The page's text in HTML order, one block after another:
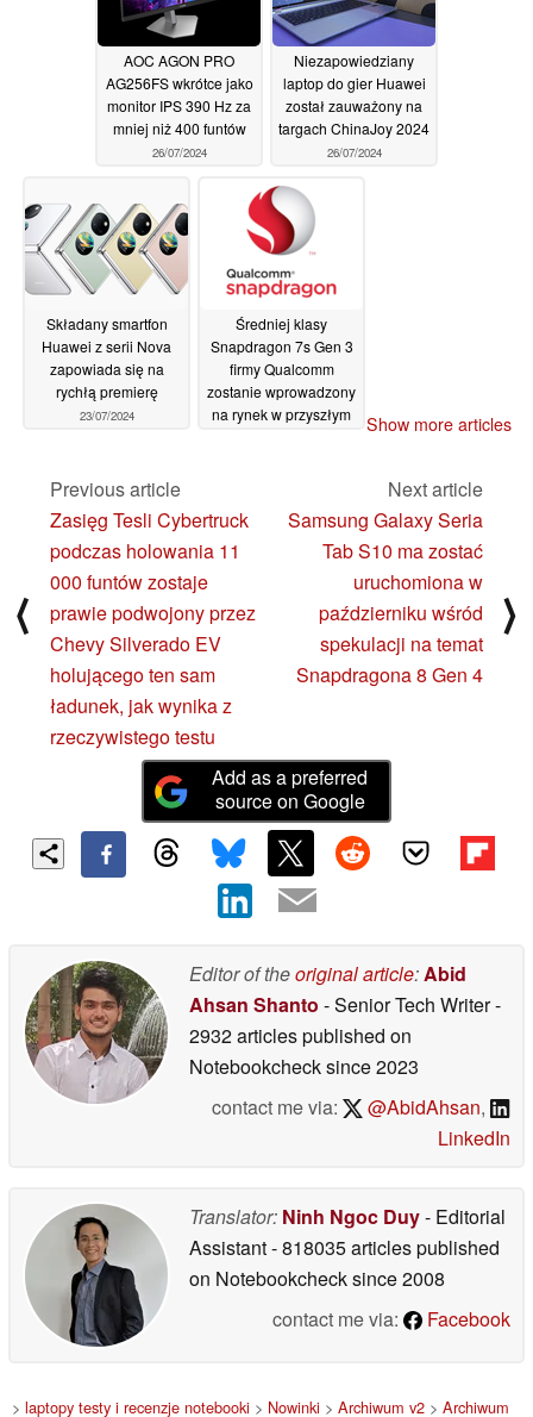
AOC AGON PRO
AG256FS wkrótce jako
monitor IPS 390 Hz za
mniej niż 400 funtów
26/07/2024
Niezapowiedziany
laptop do gier Huawei
został zauważony na
targach ChinaJoy 2024
26/07/2024
Składany smartfon
Huawei z serii Nova
zapowiada się na
rychłą premierę
23/07/2024
Średniej klasy
Snapdragon 7s Gen 3
firmy Qualcomm
zostanie wprowadzony
na rynek w przyszłym
pierwszymi
producentami OEM
Show more articles
⟨
Previous article
Zasięg Tesli Cybertruck
podczas holowania 11
000 funtów zostaje
prawie podwojony przez
Chevy Silverado EV
holującego ten sam
ładunek, jak wynika z
rzeczywistego testu
Next article
Samsung Galaxy Seria
Tab S10 ma zostać
uruchomiona w
październiku wśród
spekulacji na temat
Snapdragona 8 Gen 4
⟩
Add as a preferred
source on Google
Editor of theoriginal article: Abid
Ahsan Shanto - Senior Tech Writer-
2932 articles published on
Notebookchecksince 2023
contact me via:
@AbidAhsan,
LinkedIn
Translator: Ninh Ngoc Duy- Editorial
Assistant- 818035 articles published
on Notebookchecksince 2008
contact me via:
Facebook
> laptopy testy i recenzje notebooki > Nowinki > Archiwum v2 > Archiwum